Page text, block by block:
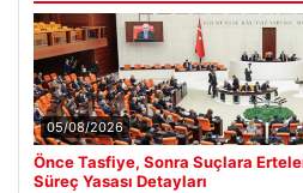
05/08/2026
Önce Tasfiye, Sonra Suçlara
Süreç Yasası Detayları